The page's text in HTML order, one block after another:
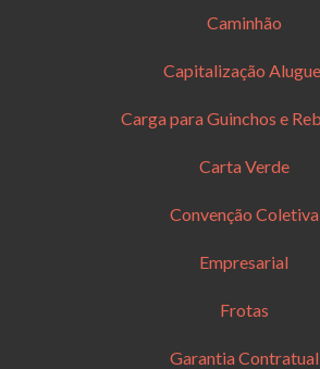
Caminhão
Capitalização
Carga para Guinchos e
Carta Verde
Convenção Coletiva
Empresarial
Frotas
Garantia Contratual